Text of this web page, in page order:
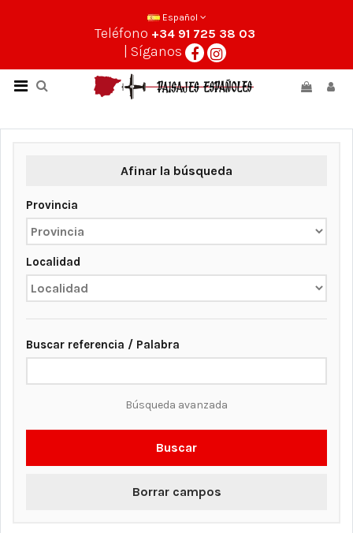
Español
Teléfono +34 91 725 38 03
| Síganos
Afinar la búsqueda
Provincia
Localidad
Buscar referencia / Palabra
Búsqueda avanzada
Buscar
Borrar campos